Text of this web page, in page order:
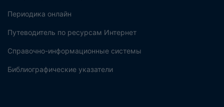
Периодика онлайн
Путеводитель по ресурсам Интернет
Справочно-информационные системы
Библиографические указатели